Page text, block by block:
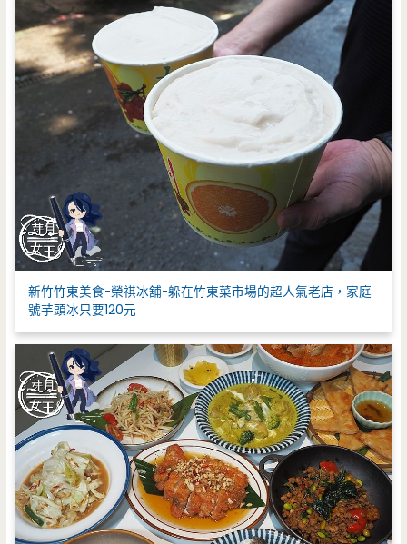
新竹竹東美食-榮祺冰舖-躲在竹東菜市場的超人氣老店，家庭
號芋頭冰只要120元